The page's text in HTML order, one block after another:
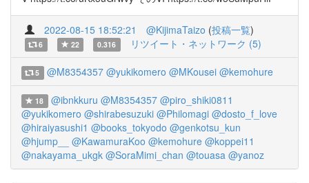
2022-08-15 18:52:21 @KijimaTaizo (投稿一覧)
6 22 0.316 リツイート・ネットワーク (5)
5 @M8354357 @yukikomero @MKousei @kemohure
18 @ibnkkuru @M8354357 @piro_shiki0811
@yukikomero @shirabesuzuki @Philomagi @dosto_f_love
@hiraiyasushi1 @books_tokyodo @genkotsu_kun
@hjump__
@KawamuraKoo @kemohure @koppei11
@nakayama_ukgk @SoraMimi_chan @touasa @yanoz